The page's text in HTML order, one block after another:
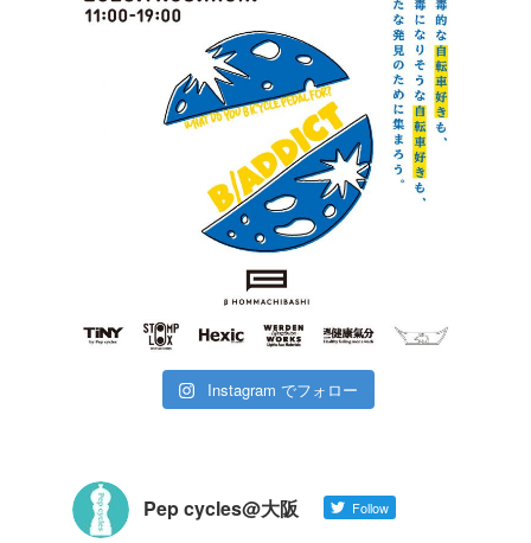
Instagram でフォロー
Pep cycles@大阪 Follow